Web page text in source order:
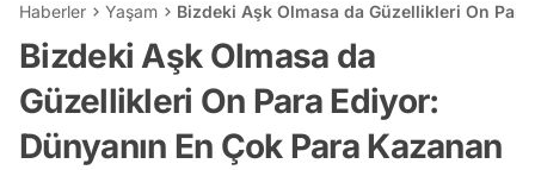
Haberler Yaşam Bizdeki Aşk Olmasa da Güzellikleri On
Bizdeki Aşk Olmasa da
Güzellikleri On Para Ediyor:
Dünyanın En Çok Para Kazanan